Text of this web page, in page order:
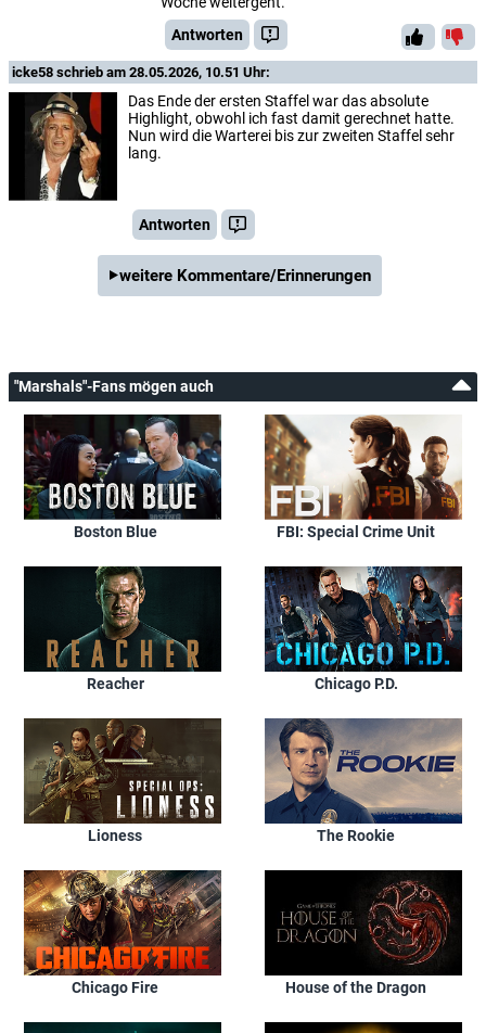
Antworten
icke58 schrieb am 28.05.2026, 10.51 Uhr:
Das Ende der ersten Staffel war das absolute
Highlight, obwohl ich fast damit gerechnet hatte.
Nun wird die Warterei bis zur zweiten Staffel sehr
lang.
Antworten
weitere Kommentare/Erinnerungen
"Marshals"-Fans mögen auch
Boston Blue FBI: Special Crime Unit
Reacher Chicago P.D.
Lioness The Rookie
Chicago Fire House of the Dragon